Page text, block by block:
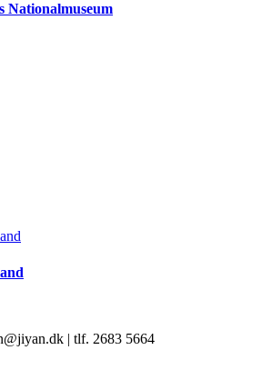
Nationalmuseum
| tlf. 2683 5664